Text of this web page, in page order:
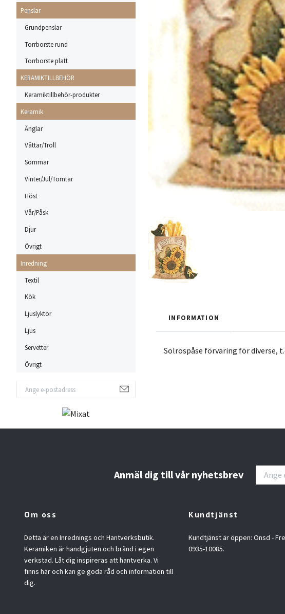
Penslar
Grundpenslar
Torrborste rund
Torrborste platt
KERAMIKTILLBEHÖR
Keramiktillbehör-produkter
Keramik
Änglar
Vättar/Troll
Sommar
Vinter/Jul/Tomtar
Höst
Vår/Påsk
Djur
Övrigt
Inredning
Textil
Kök
Ljuslyktor
Ljus
Servetter
Övrigt
INFORMATION
Solrospåse förvaring för diverse,
Anmäl dig till vår nyhetsbrev
Om oss
Detta är en Inrednings och Hantverksbutik.
Keramiken är handgjuten och bränd i egen
verkstad. Låt dig inspireras att hantverka. Vi
finns här och kan ge goda råd och information till
dig.
Kundtjänst
Kundtjänst är öppen: Onsd -
0935-10085.